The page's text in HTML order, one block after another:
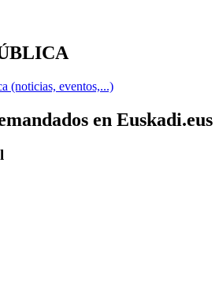
(noticias, eventos,...)
en Euskadi.eus